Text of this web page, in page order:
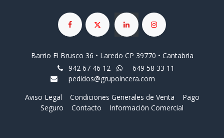
Barrio El Brusco 36 • Laredo CP 39770 • Cantabria
942 67 46 12
649 58 33 11
pedidos@grupoincera.com
Aviso Legal
Condiciones Generales de Venta
Pago
Seguro
Contacto Información Comercial